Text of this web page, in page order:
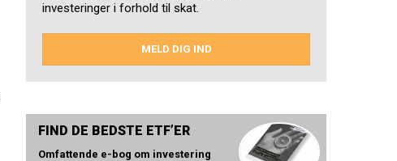
investeringer i forhold til skat.
MELD DIG IND
FIND DE BEDSTE ETF’ER
Omfattende e-bog om investering